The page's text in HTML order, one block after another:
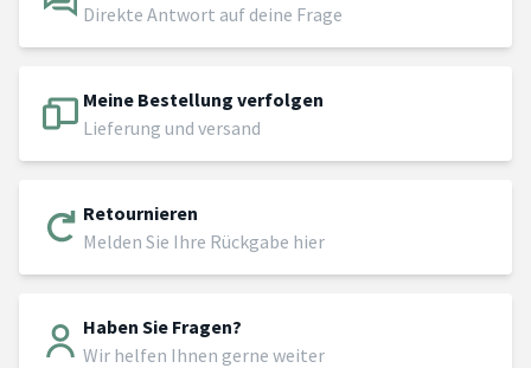
Direkte Antwort auf deine Frage
Meine Bestellung verfolgen
Lieferung und versand
Retournieren
Melden Sie Ihre Rückgabe hier
Haben Sie Fragen?
Wir helfen Ihnen gerne weiter